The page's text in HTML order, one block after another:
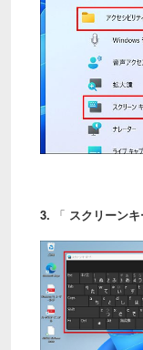
3. 「 スクリーン